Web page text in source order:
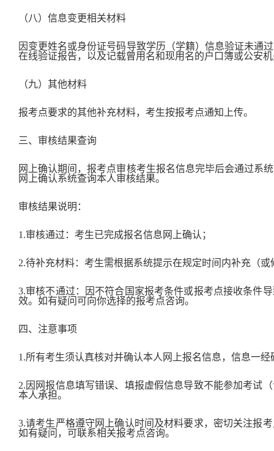
（八）信息变更相关材料
因变更姓名或身份证号码导致学历（学籍）信息验证未通
在线验证报告，以及记载曾用名和现用名的户口簿或公安
（九）其他材料
报考点要求的其他补充材料，考生按报考点通知上传。
三、审核结果查询
网上确认期间，报考点审核考生报名信息完毕后会通过系
网上确认系统查询本人审核结果。
审核结果说明：
1.审核通过：考生已完成报名信息网上确认；
2.待补充材料：考生需根据系统提示在规定时间内补充（
3.审核不通过：因不符合国家报考条件或报考点接收条件
效。如有疑问可向你选择的报考点咨询。
四、注意事项
1.所有考生须认真核对并确认本人网上报名信息，信息一
2.因网报信息填写错误、填报虚假信息导致不能参加考试
本人承担。
3.请考生严格遵守网上确认时间及材料要求，密切关注报
如有疑问，可联系相关报考点咨询。